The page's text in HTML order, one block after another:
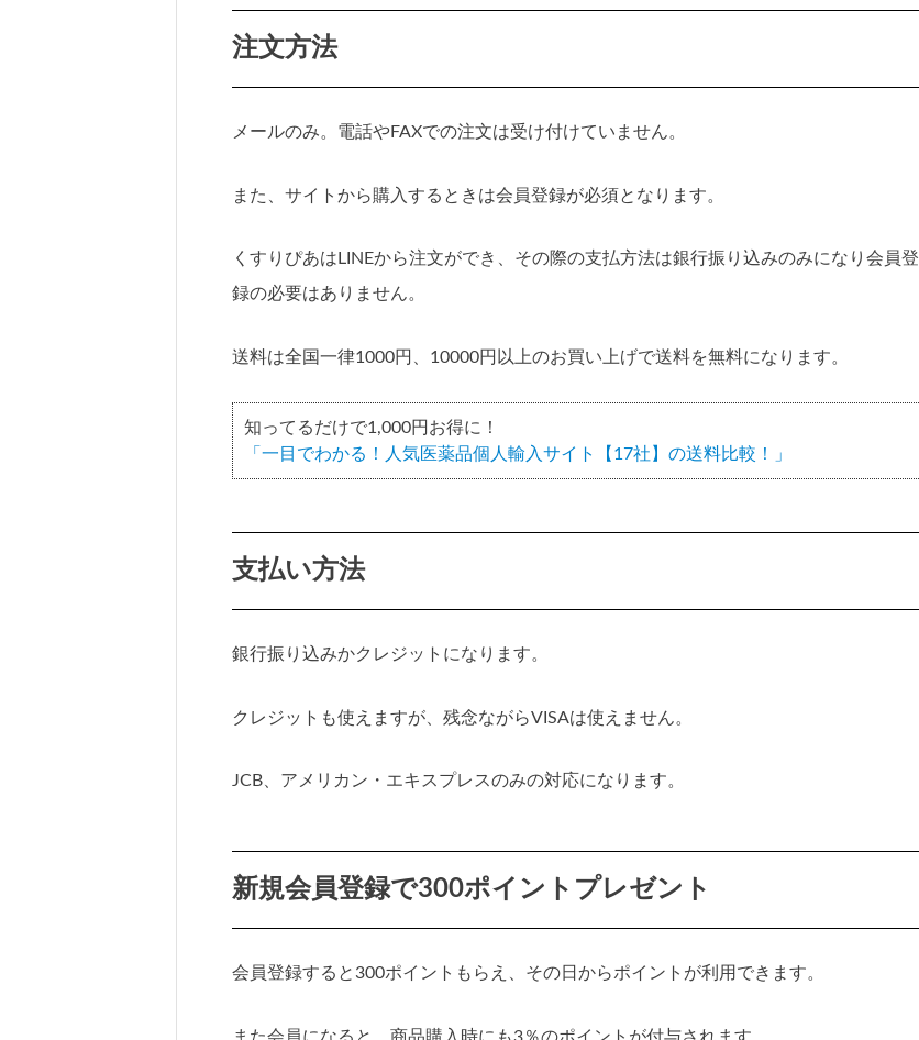
注文方法
メールのみ。電話やFAXでの注文は受け付けていません。
また、サイトから購入するときは会員登録が必須となります。
くすりぴあはLINEから注文ができ、その際の支払方法は銀行振り込みのみになり会員登
録の必要はありません。
送料は全国一律1000円、10000円以上のお買い上げで送料を無料になります。
知ってるだけで1,000円お得に！
「一目でわかる！人気医薬品個人輸入サイト【17社】の送料比較！」
支払い方法
銀行振り込みかクレジットになります。
クレジットも使えますが、残念ながらVISAは使えません。
JCB、アメリカン・エキスプレスのみの対応になります。
新規会員登録で300ポイントプレゼント
会員登録すると300ポイントもらえ、その日からポイントが利用できます。